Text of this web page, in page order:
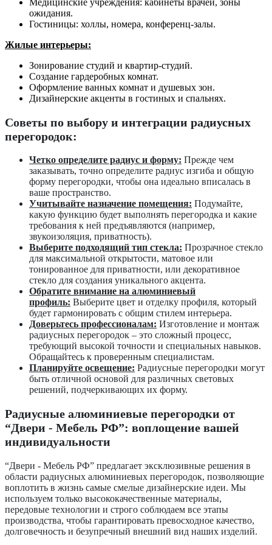
Медицинские учреждения: кабинеты врачей, зоны
ожидания.
Гостиницы: холлы, номера, конференц-залы.
Жилые интерьеры:
Зонирование студий и квартир-студий.
Создание гардеробных комнат.
Оформление ванных комнат и душевых зон.
Дизайнерские акценты в гостиных и спальнях.
Советы по выбору и интеграции радиусных
перегородок:
Четко определите радиус и форму: Прежде чем
заказывать, точно определите радиус изгиба и общую
форму перегородки, чтобы она идеально вписалась в
ваше пространство.
Учитывайте назначение помещения: Подумайте,
какую функцию будет выполнять перегородка и какие
требования к ней предъявляются (например,
звукоизоляция, приватность).
Выберите подходящий тип стекла: Прозрачное стекло
для максимальной открытости, матовое или
тонированное для приватности, или декоративное
стекло для создания уникального акцента.
Обратите внимание на алюминиевый
профиль: Выберите цвет и отделку профиля, который
будет гармонировать с общим стилем интерьера.
Доверьтесь профессионалам: Изготовление и монтаж
радиусных перегородок – это сложный процесс,
требующий высокой точности и специальных навыков.
Обращайтесь к проверенным специалистам.
Планируйте освещение: Радиусные перегородки могут
быть отличной основой для различных световых
решений, подчеркивающих их форму.
Радиусные алюминиевые перегородки от
“Двери - Мебель РФ”: воплощение вашей
индивидуальности
“Двери - Мебель РФ” предлагает эксклюзивные решения в
области радиусных алюминиевых перегородок, позволяющие
воплотить в жизнь самые смелые дизайнерские идеи. Мы
используем только высококачественные материалы,
передовые технологии и строго соблюдаем все этапы
производства, чтобы гарантировать превосходное качество,
долговечность и безупречный внешний вид наших изделий.